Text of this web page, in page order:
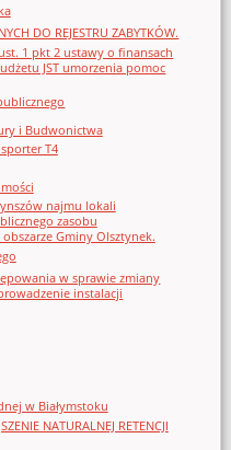
DO REJESTRU ZABYTKÓW.
1 pkt 2 ustawy o finansach
JST umorzenia pomoc
i Budwonictwa
T4
najmu lokali
zasobu
Gminy Olsztynek.
w sprawie zmiany
instalacji
w Białymstoku
NATURALNEJ RETENCJI